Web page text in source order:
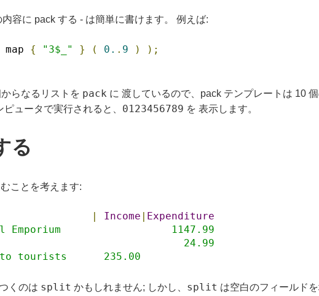
容に pack する - は簡単に書けます。 例えば:
map { "3$_" } ( 0. . 9 )
);
らなるリストを pack に 渡しているので、pack テンプレートは 10
ュータで実行されると、 0123456789 を 表示します。
る
ことを考えます:
Income
Expenditure
Emporium                  1147.99
24.99
tourists      235.00
くのは split かもしれません; しかし、 split は空白のフィールド